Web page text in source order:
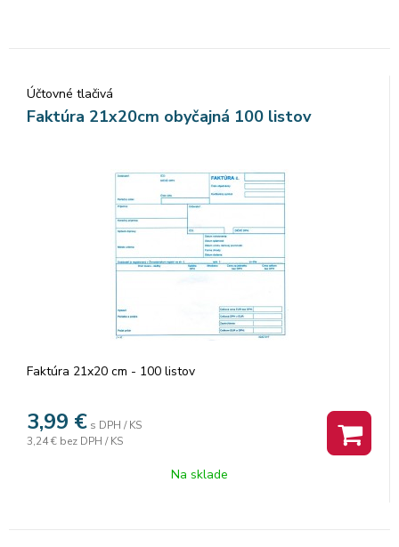
Účtovné tlačivá
Faktúra 21x20cm obyčajná 100 listov
Faktúra 21x20 cm - 100 listov
3,99 € s DPH / KS
3,24 € bez DPH / KS
Na sklade